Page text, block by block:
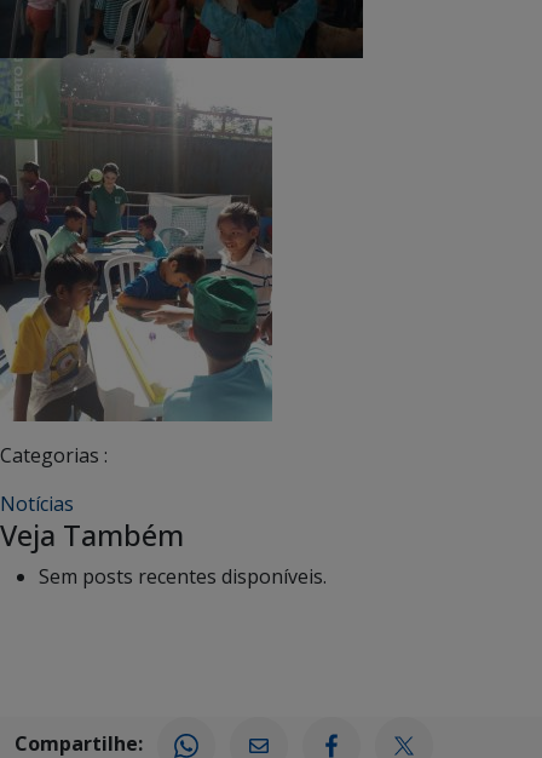
Categorias :
Notícias
Veja Também
Sem posts recentes disponíveis.
Compartilhe: